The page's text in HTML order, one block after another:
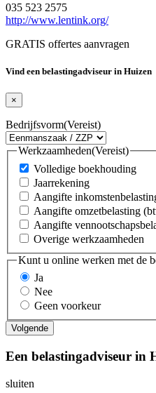
035 523 2575
http://www.lentink.org/
GRATIS offertes aanvragen
Vind een belastingadviseur in Huizen
×
Bedrijfsvorm(Vereist)
Werkzaamheden(Vereist)
Volledige boekhouding
Jaarrekening
Aangifte
Aangifte omzetbelasting
Aangifte
Overige werkzaamheden
Kunt u online werken met de
Ja
Nee
Geen voorkeur
Een belastingadviseur in
sluiten